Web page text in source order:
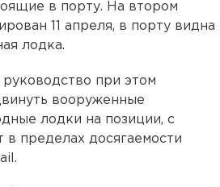
в порту. На втором
11 апреля, в порту видна
лодка.
при этом
вооруженные
лодки на позиции, с
в пределах досягаемости